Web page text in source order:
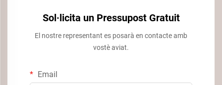
Sol·licita un Pressupost Gratuit
El nostre representant es posarà en contacte amb
vostè aviat.
Email